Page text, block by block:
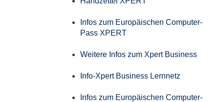
Infos zum Europäischen Computer-
Pass XPERT
Weitere Infos zum Xpert Business
Info-Xpert Business Lernnetz
Infos zum Europäischen Computer-